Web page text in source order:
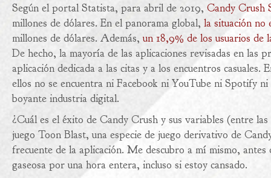
Según el portal Statista, para abril de 2019, Candy Crush
millones de dólares. En el panorama global, la situación no
millones de dólares. Además,un 18,9% de los usuarios de
De hecho, la mayoría de las aplicaciones revisadas en
aplicación dedicada a las citas y a los encuentros
ellos no se encuentra ni Facebook ni YouTube ni Spotify
boyante industria digital.
¿Cuál es el éxito de Candy Crush y sus variables (entre
juego Toon Blast, una especie de juego derivativo de
frecuente de la aplicación. Me descubro a mí mismo,
gaseosa por una hora entera, incluso si estoy cansado.